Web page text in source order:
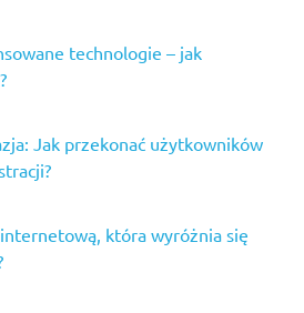
technologie – jak
Jak przekonać użytkowników
która wyróżnia się